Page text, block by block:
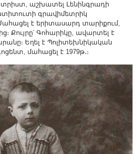
աշխատել Լենինգրադի
գրավիմետրիկ
է երիտասարդ տարիքում,
Գոհարիկը, ավարտել է
Եղել է Պոլիտեխնիկական
մահացել է 1979թ․։